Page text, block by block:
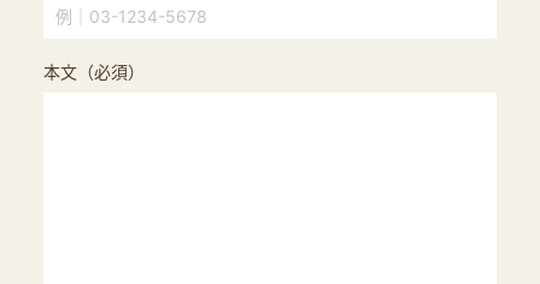
本文（必須）